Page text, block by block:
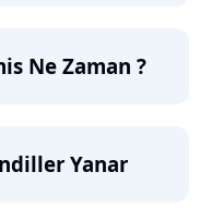
Ne Zaman ?
Yanar